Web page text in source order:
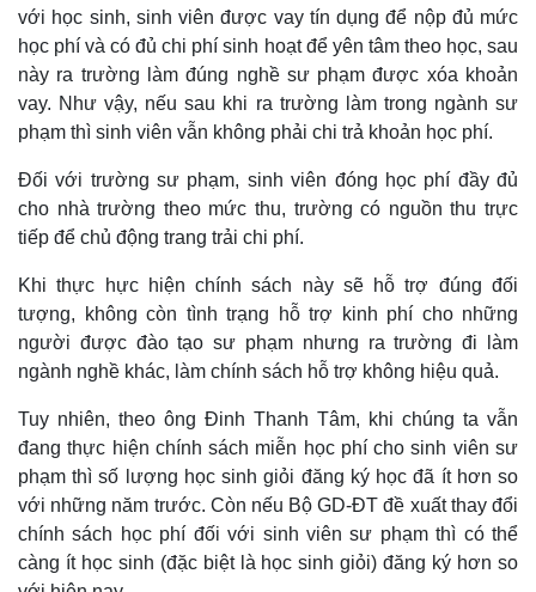
Quan sát
Cuộc sống đó đây
Hồ sơ
Video
Ảnh
E-Magazine
Infographic
với học sinh, sinh viên được vay tín dụng để nộp đủ mức
học phí và có đủ chi phí sinh hoạt để yên tâm theo học, sau
này ra trường làm đúng nghề sư phạm được xóa khoản
vay. Như vậy, nếu sau khi ra trường làm trong ngành sư
phạm thì sinh viên vẫn không phải chi trả khoản học phí.
Đối với trường sư phạm, sinh viên đóng học phí đầy đủ
cho nhà trường theo mức thu, trường có nguồn thu trực
tiếp để chủ động trang trải chi phí.
Khi thực hực hiện chính sách này sẽ hỗ trợ đúng đối
tượng, không còn tình trạng hỗ trợ kinh phí cho những
người được đào tạo sư phạm nhưng ra trường đi làm
ngành nghề khác, làm chính sách hỗ trợ không hiệu quả.
Tuy nhiên, theo ông Đinh Thanh Tâm, khi chúng ta vẫn
đang thực hiện chính sách miễn học phí cho sinh viên sư
phạm thì số lượng học sinh giỏi đăng ký học đã ít hơn so
với những năm trước. Còn nếu Bộ GD-ĐT đề xuất thay đổi
chính sách học phí đối với sinh viên sư phạm thì có thể
càng ít học sinh (đặc biệt là học sinh giỏi) đăng ký hơn so